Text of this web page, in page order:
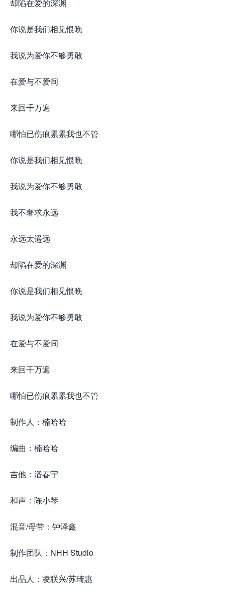
却陷在爱的深渊
你说是我们相见恨晚
我说为爱你不够勇敢
在爱与不爱间
来回千万遍
哪怕已伤痕累累我也不管
你说是我们相见恨晚
我说为爱你不够勇敢
我不奢求永远
永远太遥远
却陷在爱的深渊
你说是我们相见恨晚
我说为爱你不够勇敢
在爱与不爱间
来回千万遍
哪怕已伤痕累累我也不管
制作人：楠哈哈
编曲：楠哈哈
吉他：潘春宇
和声：陈小琴
混音/母带：钟泽鑫
制作团队：NHH Studio
出品人：凌联兴/苏琦惠